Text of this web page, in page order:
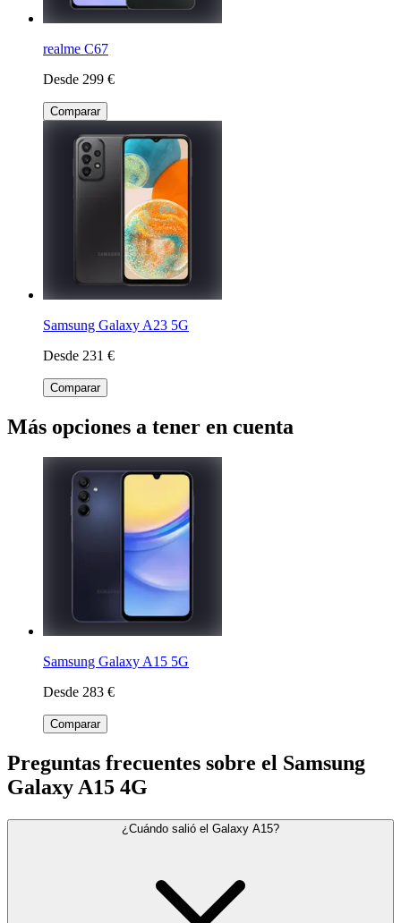
realme C67
Desde 299 €
Comparar
Samsung Galaxy A23 5G
Desde 231 €
Comparar
Más opciones a tener en cuenta
Samsung Galaxy A15 5G
Desde 283 €
Comparar
Preguntas frecuentes sobre el Samsung
Galaxy A15 4G
¿Cuándo salió el Galaxy A15?